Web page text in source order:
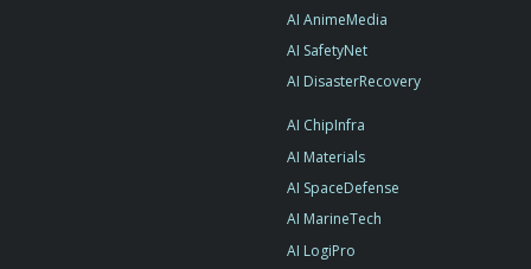
AI AnimeMedia
AI SafetyNet
AI DisasterRecovery
AI ChipInfra
AI Materials
AI SpaceDefense
AI MarineTech
AI LogiPro